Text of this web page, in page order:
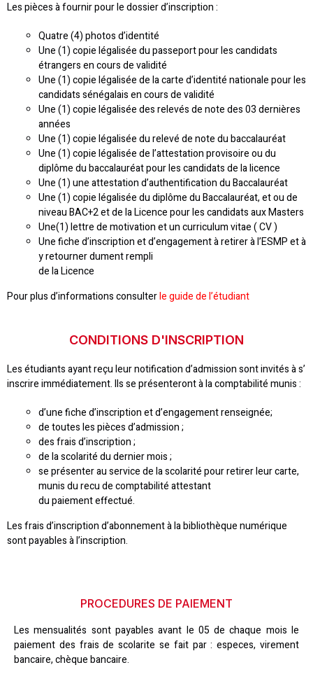
Les pièces à fournir pour le dossier d’inscription :
Quatre (4) photos d’identité
Une (1) copie légalisée du passeport pour les candidats
étrangers en cours de validité
Une (1) copie légalisée de la carte d’identité nationale pour les
candidats sénégalais en cours de validité
Une (1) copie légalisée des relevés de note des 03 dernières
années
Une (1) copie légalisée du relevé de note du baccalauréat
Une (1) copie légalisée de l’attestation provisoire ou du
diplôme du baccalauréat pour les candidats de la licence
Une (1) une attestation d’authentification du Baccalauréat
Une (1) copie légalisée du diplôme du Baccalauréat, et ou de
niveau BAC+2 et de la Licence pour les candidats aux Masters
Une(1) lettre de motivation et un curriculum vitae ( CV )
Une fiche d’inscription et d’engagement à retirer à l’ESMP et à
y retourner dument rempli
de la Licence
Pour plus d’informations consulterle guide de l’étudiant
CONDITIONS D'INSCRIPTION
Les étudiants ayant reçu leur notification d’admission sont invités à s’
inscrire immédiatement. Ils se présenteront à la comptabilité munis :
d’une fiche d’inscription et d’engagement renseignée;
de toutes les pièces d’admission ;
des frais d’inscription ;
de la scolarité du dernier mois ;
se présenter au service de la scolarité pour retirer leur carte,
munis du recu de comptabilité attestant
du paiement effectué.
Les frais d’inscription d’abonnement à la bibliothèque numérique
sont payables à l’inscription.
PROCEDURES DE PAIEMENT
Les mensualités sont payables avant le 05 de chaque mois le
paiement des frais de scolarite se fait par : especes, virement
bancaire, chèque bancaire.